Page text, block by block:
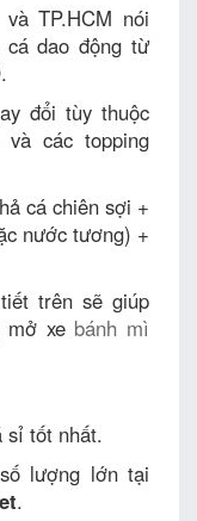
TP.HCM nói
dao động từ
.
đổi tùy thuộc
các topping
cá chiên sợi +
nước tương) +
trên sẽ giúp
mở xe bánh mì
sỉ tốt nhất.
lượng lớn tại
.